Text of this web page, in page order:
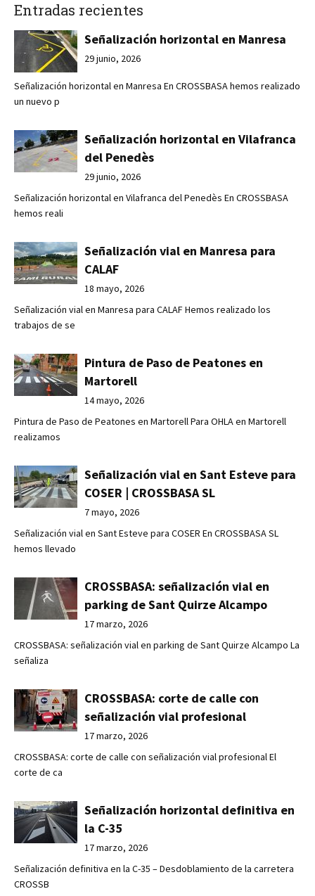
Entradas recientes
Señalización horizontal en Manresa
29 junio, 2026
Señalización horizontal en Manresa En CROSSBASA hemos realizado
un nuevo p
Señalización horizontal en Vilafranca
del Penedès
29 junio, 2026
Señalización horizontal en Vilafranca del Penedès En CROSSBASA
hemos reali
Señalización vial en Manresa para
CALAF
18 mayo, 2026
Señalización vial en Manresa para CALAF Hemos realizado los
trabajos de se
Pintura de Paso de Peatones en
Martorell
14 mayo, 2026
Pintura de Paso de Peatones en Martorell Para OHLA en Martorell
realizamos
Señalización vial en Sant Esteve para
COSER | CROSSBASA SL
7 mayo, 2026
Señalización vial en Sant Esteve para COSER En CROSSBASA SL
hemos llevado
CROSSBASA: señalización vial en
parking de Sant Quirze Alcampo
17 marzo, 2026
CROSSBASA: señalización vial en parking de Sant Quirze Alcampo La
señaliza
CROSSBASA: corte de calle con
señalización vial profesional
17 marzo, 2026
CROSSBASA: corte de calle con señalización vial profesional El
corte de ca
Señalización horizontal definitiva en
la C-35
17 marzo, 2026
Señalización definitiva en la C-35 – Desdoblamiento de la carretera
CROSSB